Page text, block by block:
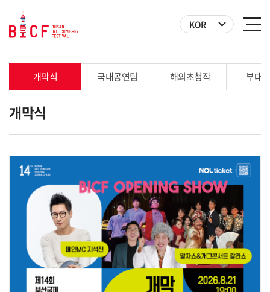
KOR
개막식 국내공연팀 해외초청작 부대
개막식